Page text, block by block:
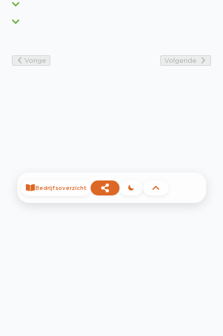
Vorige Volgende
Bedrijfsoverzicht